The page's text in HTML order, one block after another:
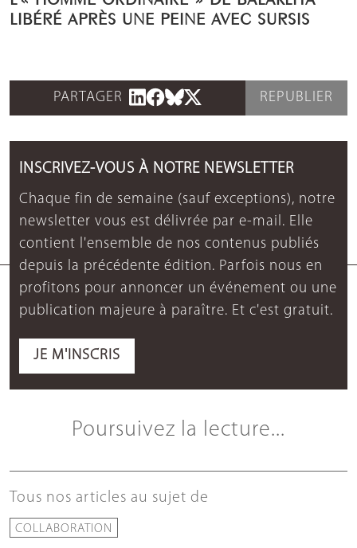
LIBÉRÉ APRÈS UNE PEINE AVEC SURSIS
PARTAGER REPUBLIER
INSCRIVEZ-VOUS À NOTRE NEWSLETTER
Chaque fin de semaine (sauf exceptions), notre
newsletter vous est délivrée par e-mail. Elle
contient l'ensemble de nos contenus publiés
depuis la précédente édition. Parfois nous en
profitons pour annoncer un événement ou une
publication majeure à paraître. Et c'est gratuit.
JE M'INSCRIS
Poursuivez la lecture...
Tous nos articles au sujet de
COLLABORATION